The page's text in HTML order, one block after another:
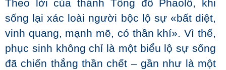
Theo lời của thánh Tông đồ Phaolô, khi
sống lại xác loài người bộc lộ sự «bất diệt,
vinh quang, mạnh mẽ, có thần khí». Vì thế,
phục sinh không chỉ là một biểu lộ sự sống
đã chiến thắng thần chết – gần như là một